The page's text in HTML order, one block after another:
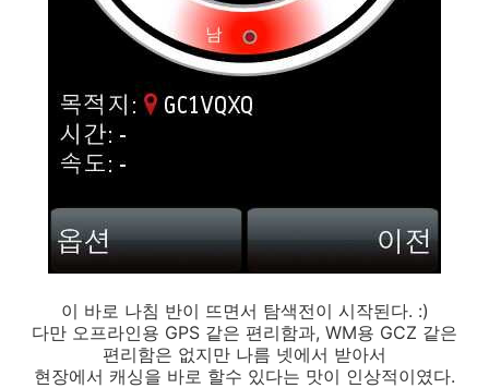
이 바로 나침 반이 뜨면서 탐색전이 시작된다. :)
다만 오프라인용 GPS 같은 편리함과, WM용 GCZ 같은
편리함은 없지만 나름 넷에서 받아서
현장에서 캐싱을 바로 할수 있다는 맛이 인상적이였다.